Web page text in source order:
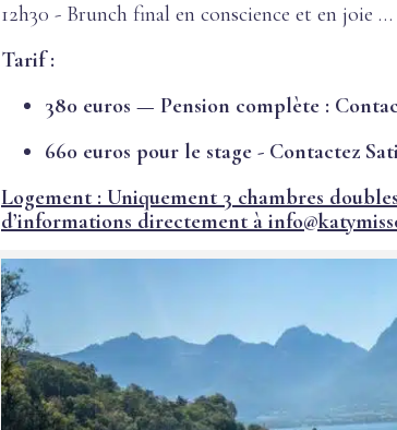
12h30 - Brunch final en conscience et en joie
Tarif :
380 euros — Pension complète :
660 euros pour le stage - Contactez
Logement : Uniquement 3 chambres
d’informations directement à